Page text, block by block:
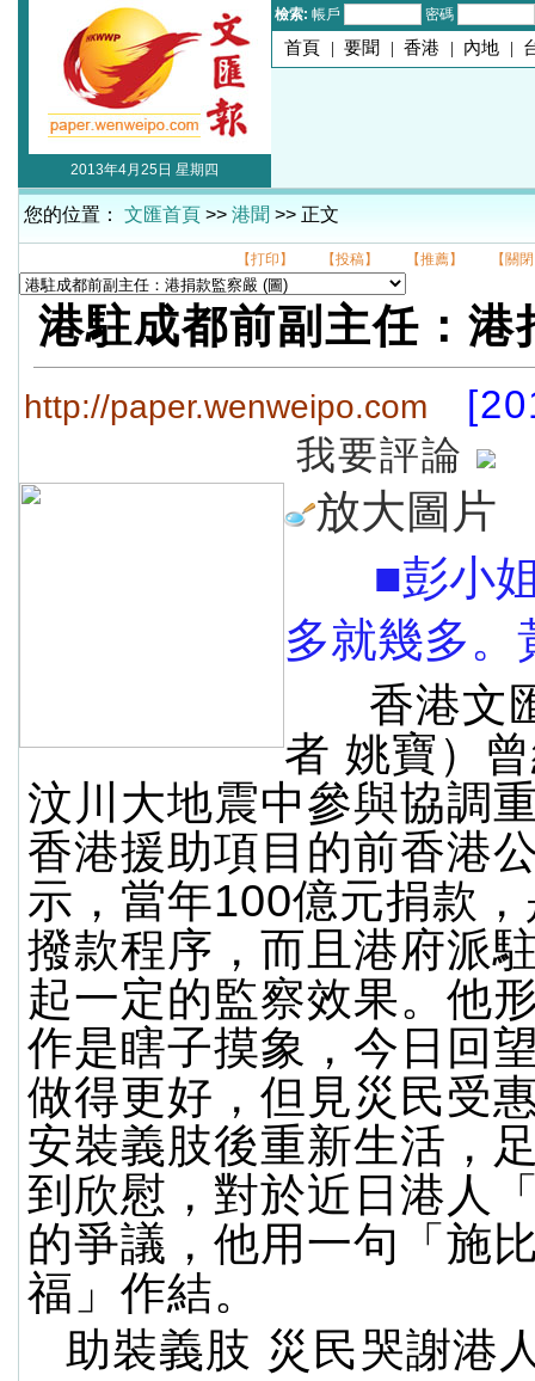
檢索: 帳戶 密碼
首頁 | 要聞 | 香港 | 內地 |
2013年4月25日 星期四
您的位置： 文匯首頁 >> 港聞 >> 正文
【打印】 【投稿】 【推薦】 【關
港駐成都前副主任：港
http://paper.wenweipo.com
我要評論
放大圖片
■彭小
多就幾多。
香港文
者 姚寶）
汶川大地震中參與協調
香港援助項目的前香港
示，當年100億元捐款
撥款程序，而且港府派
起一定的監察效果。他
作是瞎子摸象，今日回
做得更好，但見災民受
安裝義肢後重新生活，
到欣慰，對於近日港人
的爭議，他用一句「施
福」作結。
助裝義肢 災民哭謝港